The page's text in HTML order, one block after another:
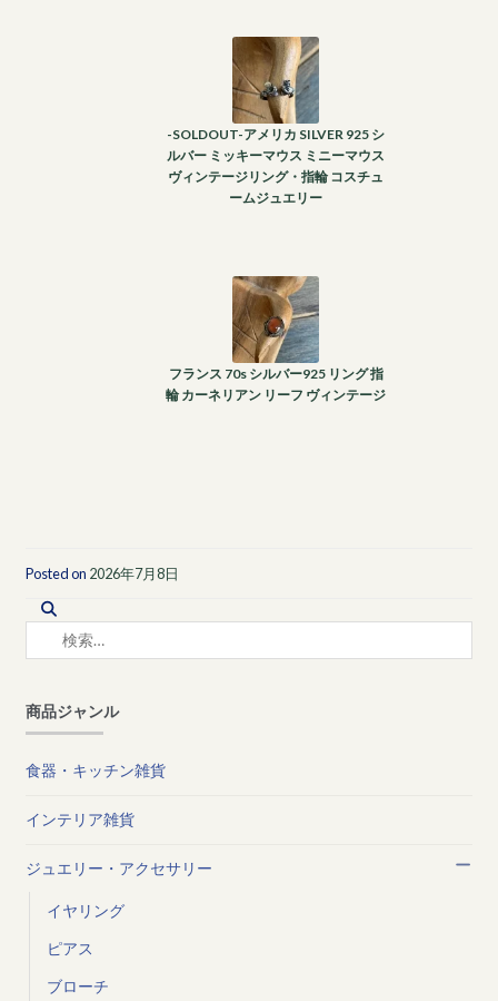
-SOLDOUT-アメリカ SILVER 925 シ
ルバー ミッキーマウス ミニーマウス
ヴィンテージリング・指輪 コスチュ
ームジュエリー
フランス 70s シルバー925 リング 指
輪 カーネリアン リーフ ヴィンテージ
Posted on 2026年7月8日
索:
商品ジャンル
食器・キッチン雑貨
インテリア雑貨
ジュエリー・アクセサリー
イヤリング
ピアス
ブローチ